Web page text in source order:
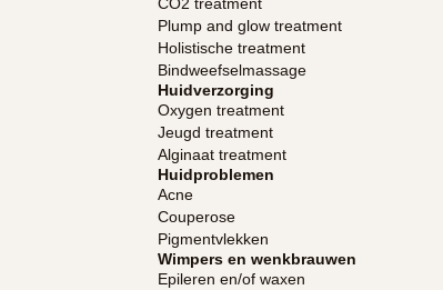
Plump and glow treatment
Holistische treatment
Bindweefselmassage
Huidverzorging
Oxygen treatment
Jeugd treatment
Alginaat treatment
Huidproblemen
Acne
Couperose
Pigmentvlekken
Wimpers en wenkbrauwen
Epileren en/of waxen